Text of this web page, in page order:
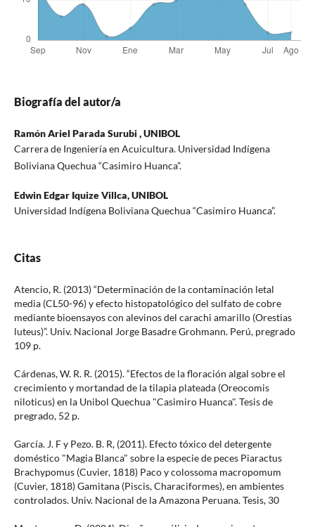
Biografía del autor/a
Ramón Ariel Parada Surubi ,UNIBOL
Carrera de Ingeniería en Acuicultura. Universidad Indígena
Boliviana Quechua “Casimiro Huanca”.
Edwin Edgar Iquize Villca,UNIBOL
Universidad Indígena Boliviana Quechua “Casimiro Huanca”.
Citas
Atencio, R. (2013) “Determinación de la contaminación letal
media (CL50-96) y efecto histopatológico del sulfato de cobre
mediante bioensayos con alevinos del carachi amarillo (Orestias
luteus)”. Univ. Nacional Jorge Basadre Grohmann. Perú, pregrado
109 p.
Cárdenas, W. R. R. (2015). “Efectos de la floración algal sobre el
crecimiento y mortandad de la tilapia plateada (Oreocomis
niloticus) en la Unibol Quechua "Casimiro Huanca". Tesis de
pregrado, 52 p.
García. J. F y Pezo. B. R, (2011). Efecto tóxico del detergente
doméstico "Magia Blanca" sobre la especie de peces Piaractus
Brachypomus (Cuvier, 1818) Paco y colossoma macropomum
(Cuvier, 1818) Gamitana (Piscis, Characiformes), en ambientes
controlados. Univ. Nacional de la Amazona Peruana. Tesis, 30